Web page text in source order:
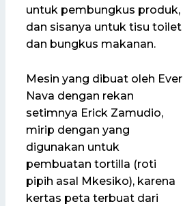
untuk pembungkus produk,
dan sisanya untuk tisu toilet
dan bungkus makanan.
Mesin yang dibuat oleh Ever
Nava dengan rekan
setimnya Erick Zamudio,
mirip dengan yang
digunakan untuk
pembuatan tortilla (roti
pipih asal Mkesiko), karena
kertas peta terbuat dari